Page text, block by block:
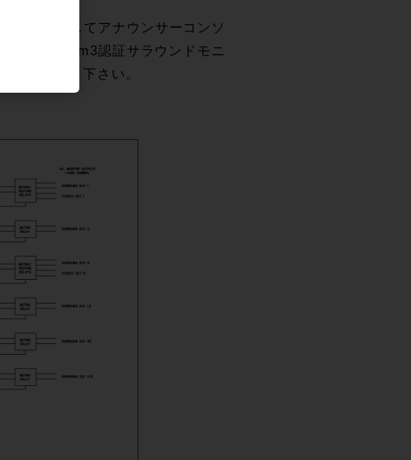
リーズとしてアナウンサーコンソ
や、THXpm3認証サラウンドモニ
もチェック下さい。